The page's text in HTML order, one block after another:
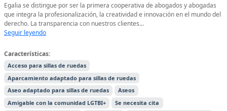
Egalia se distingue por ser la primera cooperativa de abogados y abogadas
que integra la profesionalización, la creatividad e innovación en el mundo del
derecho. La transparencia con nuestros clientes...
Seguir leyendo
Características:
Acceso para sillas de ruedas
Aparcamiento adaptado para sillas de ruedas
Aseo adaptado para sillas de ruedas
Aseos
Amigable con la comunidad LGTBI+
Se necesita cita